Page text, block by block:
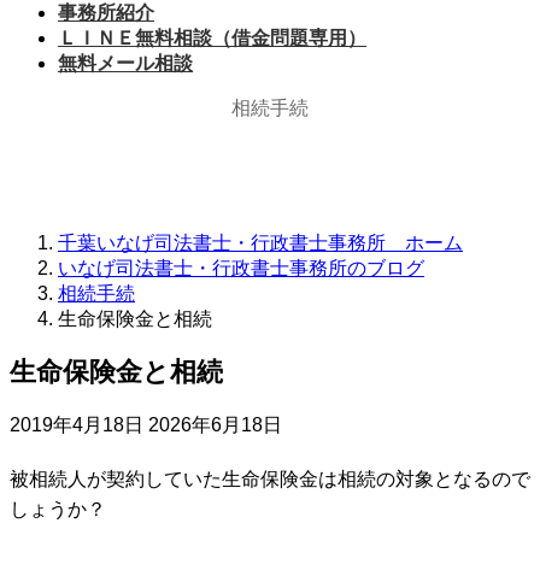
事務所紹介
ＬＩＮＥ無料相談（借金問題専用）
無料メール相談
相続手続
千葉いなげ司法書士・行政書士事務所 ホーム
いなげ司法書士・行政書士事務所のブログ
相続手続
生命保険金と相続
生命保険金と相続
2019年4月18日 最
更
2026年6月18日
被相続人が契約していた生命保険金は相続の対象となるので
しょうか？